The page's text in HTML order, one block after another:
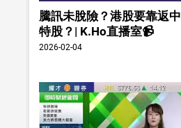
騰訊未脫險？港股要靠返中
特股？| K.Ho直播室📹
2026-02-04